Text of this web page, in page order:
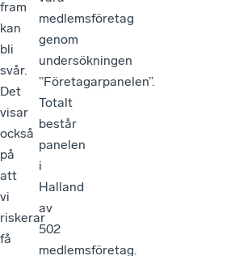
fram
kan
bli
svår.
Det
visar
också
på
att
vi
riskerar
få
medlemsföretag
genom
undersökningen
”Företagarpanelen”.
Totalt
består
panelen
i
Halland
av
502
medlemsföretag.